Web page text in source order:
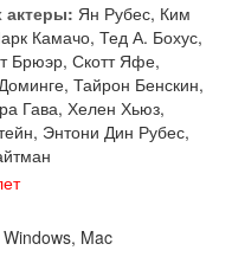
актеры: Ян Рубес, Ким
Камачо, Тед А. Бохус,
Брюэр, Скотт Яфе,
, Тайрон Бенскин,
Гава, Хелен Хьюз,
, Энтони Дин Рубес,
Mac